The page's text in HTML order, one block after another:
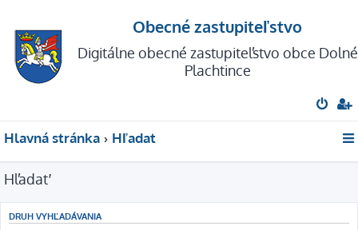
Obecné zastupiteľstvo
Digitálne obecné zastupiteľstvo obce Dolné
Plachtince
Hlavná stránka Hľadať
Hľadať
DRUH VYHĽADÁVANIA